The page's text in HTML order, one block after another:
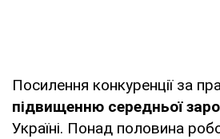
Посилення конкуренції за
підвищенню середньої
Україні. Понад половина